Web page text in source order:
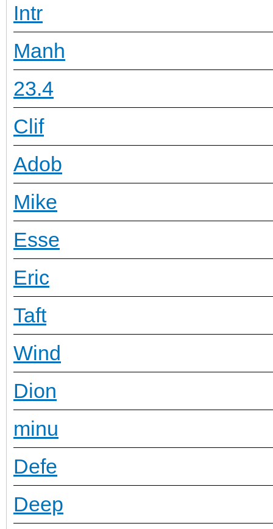
Intr
Manh
23.4
Clif
Adob
Mike
Esse
Eric
Taft
Wind
Dion
minu
Defe
Deep